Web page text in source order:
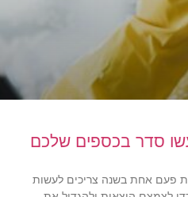
סדר בכספים שלכם
פעם אחת בשנה צריכים לעשות